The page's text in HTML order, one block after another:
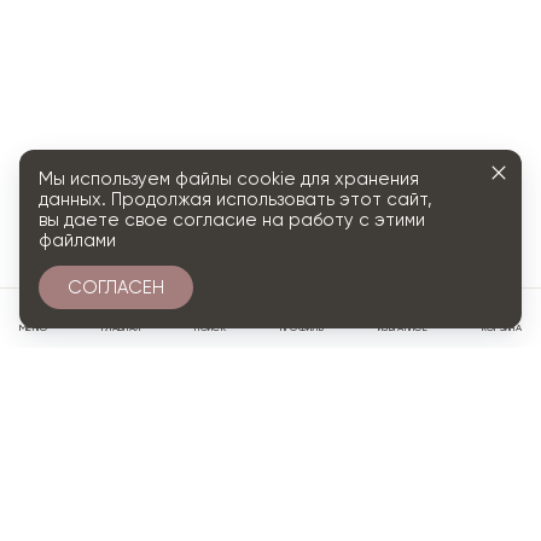
МЕНЮ ГЛАВНАЯ ПОИСК ПРОФИЛЬ ИЗБРАННОЕ КОРЗИНА
Мы используем файлы cookie для хранения
данных. Продолжая использовать этот сайт,
вы даете свое согласие на работу с этими
файлами
СОГЛАСЕН